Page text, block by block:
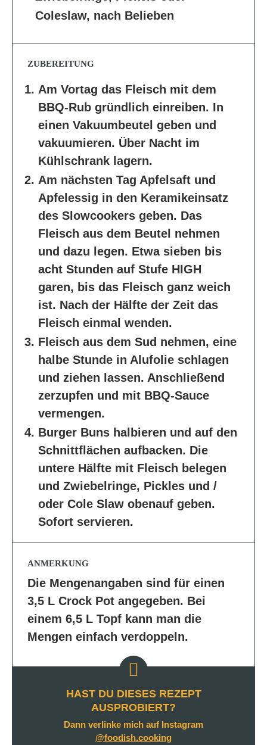
Coleslaw, nach Belieben
ZUBEREITUNG
Am Vortag das Fleisch mit dem
BBQ-Rub gründlich einreiben. In
einen Vakuumbeutel geben und
vakuumieren. Über Nacht im
Kühlschrank lagern.
Am nächsten Tag Apfelsaft und
Apfelessig in den Keramikeinsatz
des Slowcookers geben. Das
Fleisch aus dem Beutel nehmen
und dazu legen. Etwa sieben bis
acht Stunden auf Stufe HIGH
garen, bis das Fleisch ganz weich
ist. Nach der Hälfte der Zeit das
Fleisch einmal wenden.
Fleisch aus dem Sud nehmen, eine
halbe Stunde in Alufolie schlagen
und ziehen lassen. Anschließend
zerzupfen und mit BBQ-Sauce
vermengen.
Burger Buns halbieren und auf den
Schnittflächen aufbacken. Die
untere Hälfte mit Fleisch belegen
und Zwiebelringe, Pickles und /
oder Cole Slaw obenauf geben.
Sofort servieren.
ANMERKUNG
Die Mengenangaben sind für einen
3,5 L Crock Pot angegeben. Bei
einem 6,5 L Topf kann man die
Mengen einfach verdoppeln.
HAST DU DIESES REZEPT
AUSPROBIERT?
Dann verlinke mich auf Instagram
@foodish.cooking